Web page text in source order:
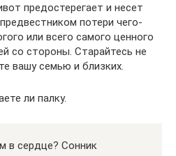
предостерегает и несет
потери чего-
или всего самого ценного
со стороны. Старайтесь не
вашу семью и близких.
ли палку.
в сердце? Сонник